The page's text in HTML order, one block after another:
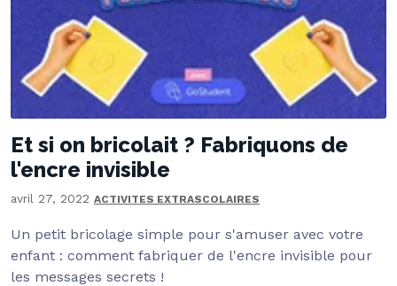
Et si on bricolait ? Fabriquons de
l'encre invisible
avril 27, 2022 ACTIVITES EXTRASCOLAIRES
Un petit bricolage simple pour s'amuser avec votre
enfant : comment fabriquer de l'encre invisible pour
les messages secrets !